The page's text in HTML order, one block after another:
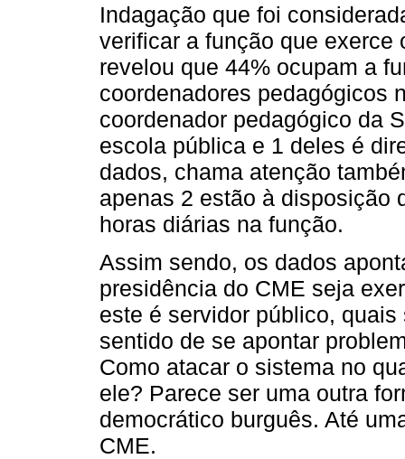
Indagação que foi
verificar a função que exerce
revelou que 44% ocupam a
coordenadores pedagógicos
coordenador pedagógico da
escola pública e 1 deles é
dados, chama atenção
apenas 2 estão à disposição
horas diárias na função.
Assim sendo, os dados
presidência do CME seja
este é servidor público,
sentido de se apontar
Como atacar o sistema no
ele? Parece ser uma outra
democrático burguês. Até
CME.